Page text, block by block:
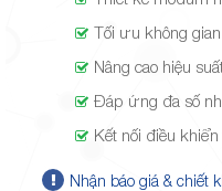
Tối ưu không
Nâng cao hiệu
Đáp ứng đa số
Kết nối điều
Nhận báo giá & chiết